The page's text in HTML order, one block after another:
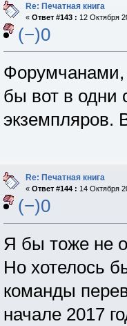
Re: Печатная книга
« Ответ #143 : 12 Октября
(−)0
Форумчанами,
бы вот в одни
экземпляров.
Re: Печатная книга
« Ответ #144 : 14 Октября
(−)0
Я бы тоже не
Но хотелось
команды
начале 2017